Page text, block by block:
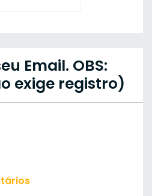
Email. OBS:
exige registro)